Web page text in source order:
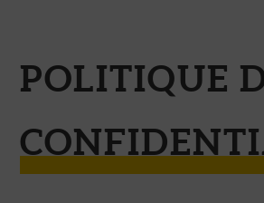
POLITIQUE